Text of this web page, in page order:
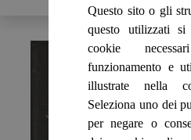
Questo sito o gli
questo utilizzati
cookie
funzionamento e
illustrate nella
Seleziona uno dei
per negare o